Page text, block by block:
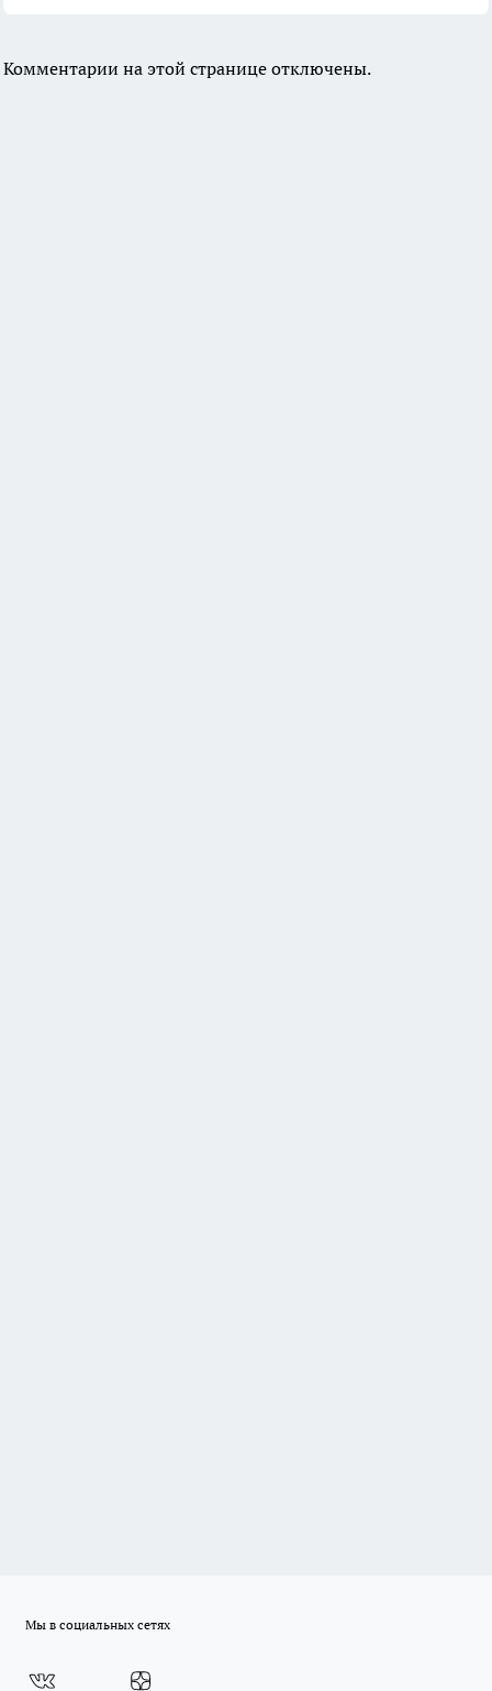
Комментарии на этой странице отключены.
Мы в социальных сетях